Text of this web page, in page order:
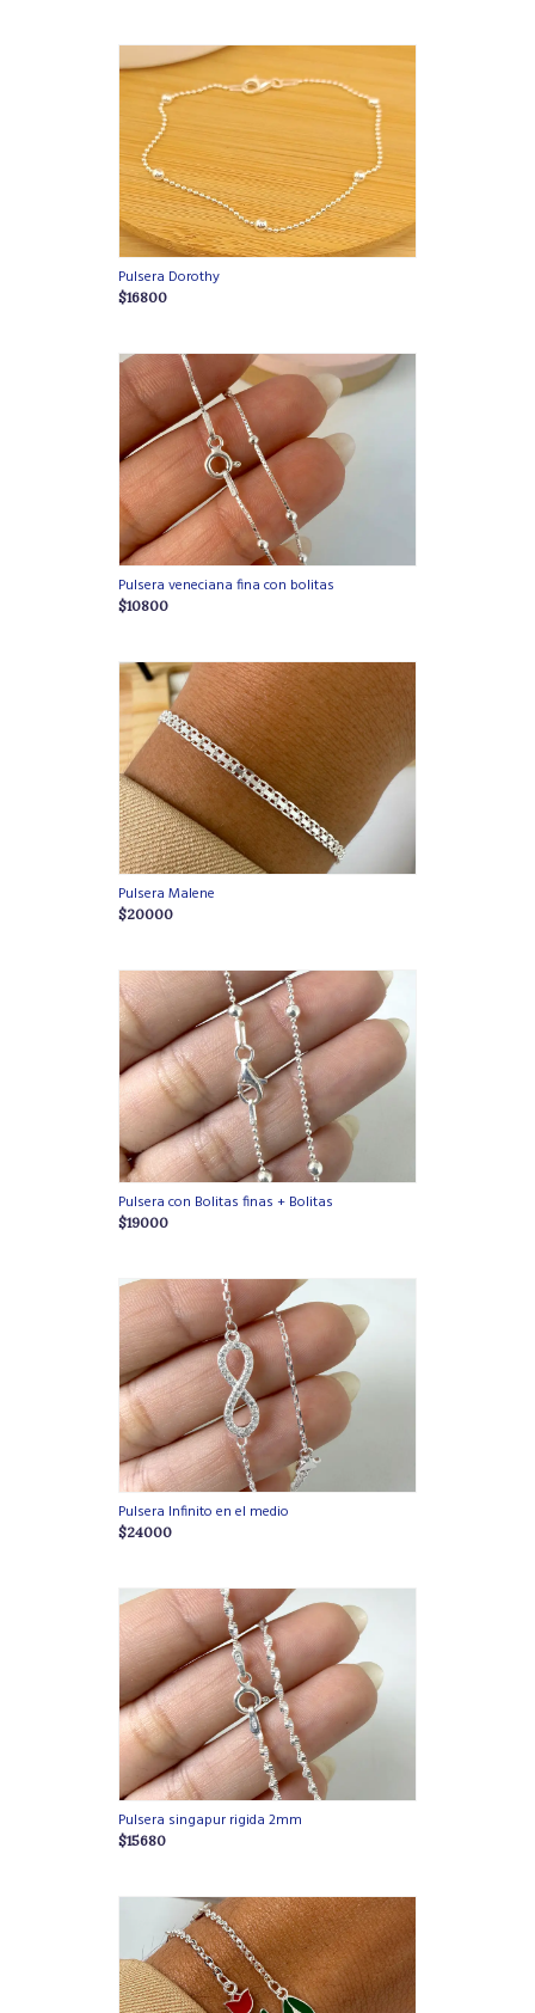
Pulsera Dorothy
$16800
Pulsera veneciana fina con bolitas
$10800
Pulsera Malene
$20000
Pulsera con Bolitas finas + Bolitas
$19000
Pulsera Infinito en el medio
$24000
Pulsera singapur rigida 2mm
$15680